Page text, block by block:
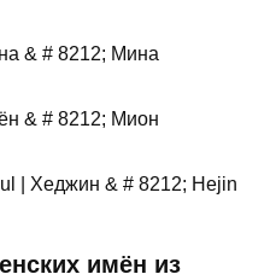
& # 8212; Мина
& # 8212; Мион
| Хеджин & # 8212; Hejin
имён из